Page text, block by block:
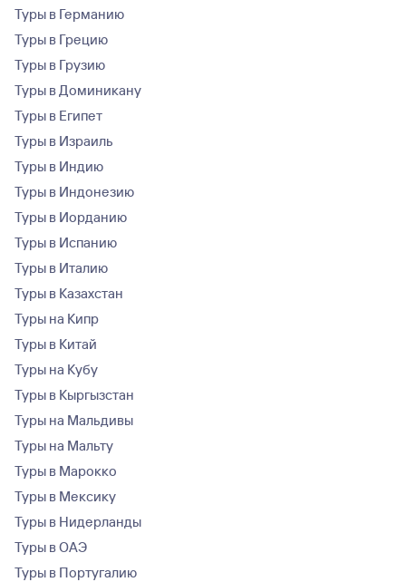
Туры в Германию
Туры в Грецию
Туры в Грузию
Туры в Доминикану
Туры в Египет
Туры в Израиль
Туры в Индию
Туры в Индонезию
Туры в Иорданию
Туры в Испанию
Туры в Италию
Туры в Казахстан
Туры на Кипр
Туры в Китай
Туры на Кубу
Туры в Кыргызстан
Туры на Мальдивы
Туры на Мальту
Туры в Марокко
Туры в Мексику
Туры в Нидерланды
Туры в ОАЭ
Туры в Португалию